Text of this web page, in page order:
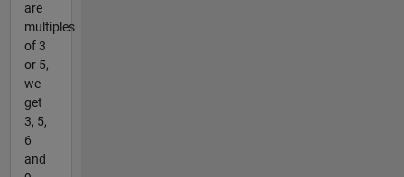
are
multiples
of 3
or 5,
we
get
3, 5,
6
and